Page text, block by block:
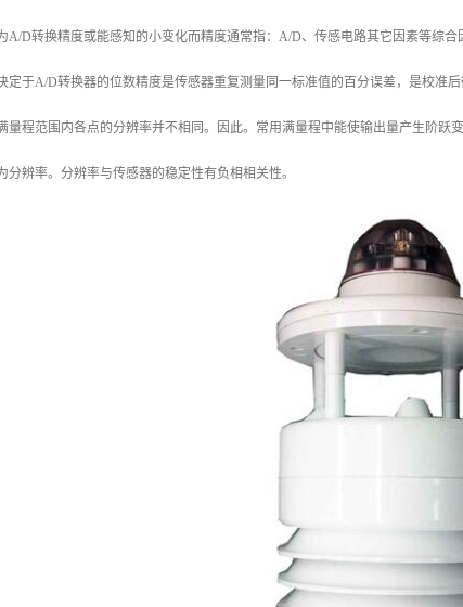
A/D转换精度或能感知的小变化而精度通常指：A/D、传感电路其它因素等综合
定于A/D转换器的位数精度是传感器重复测量同一标准值的百分误差，是校准
量程范围内各点的分辨率并不相同。因此。常用满量程中能使输出量产生阶跃
分辨率。分辨率与传感器的稳定性有负相相关性。